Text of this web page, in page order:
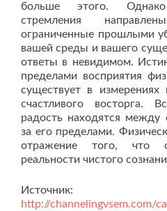
больше этого.
стремления
ограниченные прошлыми
вашей среды и вашего
ответы в невидимом.
пределами восприятия
существует в
счастливого восторга.
радость находятся между
за его пределами.
отражение того, что
реальности чистого
Источник:
http://channelingvsem.com/